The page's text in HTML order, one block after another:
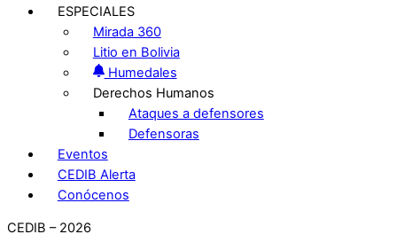
ESPECIALES
Mirada 360
Litio en Bolivia
Humedales
Derechos Humanos
Ataques a defensores
Defensoras
Eventos
CEDIB Alerta
Conócenos
CEDIB – 2026